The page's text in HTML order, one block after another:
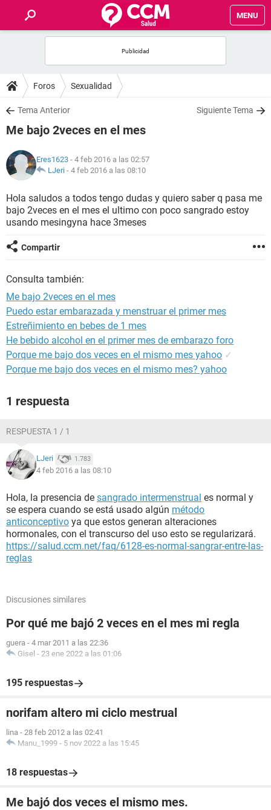
MENU
FOROS
SALUD
FAMILIA
NUTRICIÓN
BIENESTAR
Foros Sexualidad
Tema Anterior Siguiente Tema
Me bajo 2veces en el mes
Eres1623 - 4 feb 2016 a las 02:57
LJeri - 4 feb 2016 a las 08:10
Hola saludos a todos tengo dudas y quiero saber q pasa me
bajo 2veces en el mes el ultimo con poco sangrado estoy
usando mesingyna hace 3meses
Compartir
Consulta también:
Me bajo 2veces en el mes
Puedo estar embarazada y menstruar el primer mes
Estreñimiento en bebes de 1 mes
He bebido alcohol en el primer mes de embarazo foro
Porque me bajo dos veces en el mismo mes yahoo ✓
Porque me bajo dos veces en el mismo mes? yahoo
1 respuesta
RESPUESTA 1 / 1
LJeri 1.783
4 feb 2016 a las 08:10
Hola, la presencia de sangrado intermenstrual es normal y
se espera cuando se está usado algún método
anticonceptivo ya que estos generan alteraciones
hormonales, con el transcurso del uso esto se regularizará.
https://salud.ccm.net/faq/6128-es-normal-sangrar-entre-las-
reglas
Discusiones similares
Por qué me bajó 2 veces en el mes mi regla
guera - 4 mar 2011 a las 22:36
Gisel - 23 ene 2022 a las 01:06
195 respuestas
norifam altero mi ciclo mestrual
lina - 28 feb 2012 a las 02:41
Manu_1999 - 5 nov 2022 a las 15:45
18 respuestas
Me bajó dos veces el mismo mes.